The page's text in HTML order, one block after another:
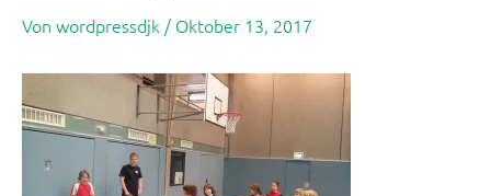
Von wordpressdjk / Oktober 13, 2017